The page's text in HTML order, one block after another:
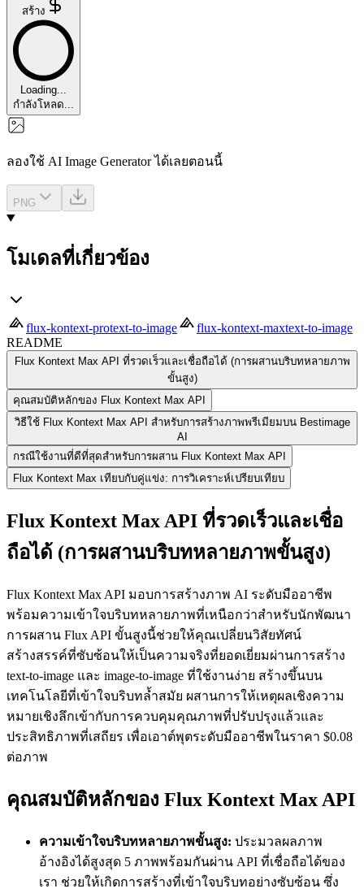
สร้าง
Loading...
กำลังโหลด...
ลองใช้ AI Image Generator ได้เลยตอนนี้
PNG
โมเดลที่เกี่ยวข้อง
flux-kontext-protext-to-image flux-kontext-maxtext-to-image
README
Flux Kontext Max API ที่รวดเร็วและเชื่อถือได้ (การผสานบริบทหลายภาพ
ขั้นสูง)
คุณสมบัติหลักของ Flux Kontext Max API
วิธีใช้ Flux Kontext Max API สำหรับการสร้างภาพพรีเมียมบน Bestimage
AI
กรณีใช้งานที่ดีที่สุดสำหรับการผสาน Flux Kontext Max API
Flux Kontext Max เทียบกับคู่แข่ง: การวิเคราะห์เปรียบเทียบ
Flux Kontext Max API ที่รวดเร็วและเชื่อ
ถือได้ (การผสานบริบทหลายภาพขั้นสูง)
Flux Kontext Max API มอบการสร้างภาพ AI ระดับมืออาชีพ
พร้อมความเข้าใจบริบทหลายภาพที่เหนือกว่าสำหรับนักพัฒนา
การผสาน Flux API ขั้นสูงนี้ช่วยให้คุณเปลี่ยนวิสัยทัศน์
สร้างสรรค์ที่ซับซ้อนให้เป็นความจริงที่ยอดเยี่ยมผ่านการสร้าง
text-to-image และ image-to-image ที่ใช้งานง่าย สร้างขึ้นบน
เทคโนโลยีที่เข้าใจบริบทล้ำสมัย ผสานการให้เหตุผลเชิงความ
หมายเชิงลึกเข้ากับการควบคุมคุณภาพที่ปรับปรุงแล้วและ
ประสิทธิภาพที่เสถียร เพื่อเอาต์พุตระดับมืออาชีพในราคา $0.08
ต่อภาพ
คุณสมบัติหลักของ Flux Kontext Max API
ความเข้าใจบริบทหลายภาพขั้นสูง: ประมวลผลภาพ
อ้างอิงได้สูงสุด 5 ภาพพร้อมกันผ่าน API ที่เชื่อถือได้ของ
เรา ช่วยให้เกิดการสร้างที่เข้าใจบริบทอย่างซับซ้อน ซึ่ง